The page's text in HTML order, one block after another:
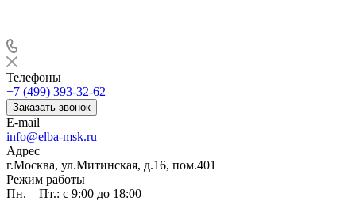
Телефоны
+7 (499) 393-32-62
Заказать звонок
E-mail
info@elba-msk.ru
Адрес
г.Москва, ул.Митинская, д.16, пом.401
Режим работы
Пн. – Пт.: с 9:00 до 18:00